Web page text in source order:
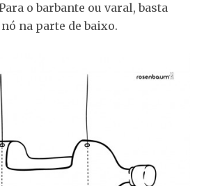
o barbante ou varal, basta
na parte de baixo.